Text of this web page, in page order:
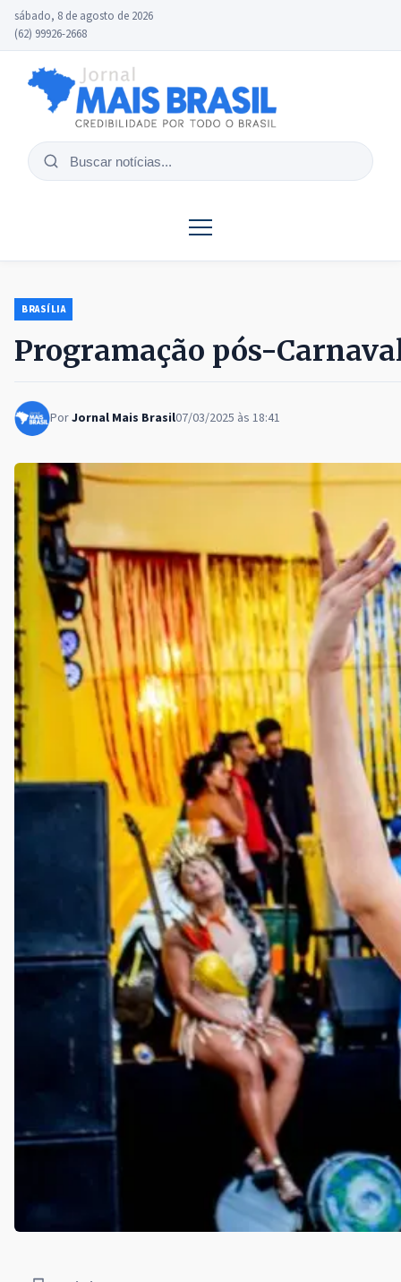
sábado, 8 de agosto de 2026
(62) 99926-2668
Buscar
BRASÍLIA
Programação pós-
PorJornal Mais Brasil07/03/2025 às 18:41